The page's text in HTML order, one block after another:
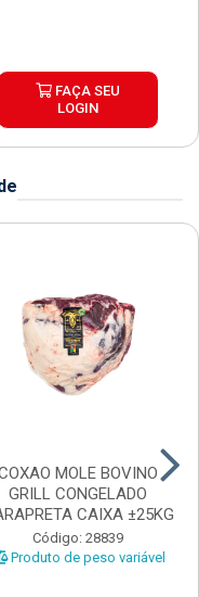
FAÇA SEU
LOGIN
MOLE BOVINO
GRILL CONGELADO
CAIXA ±25KG
Código: 28839
Produto de peso variável